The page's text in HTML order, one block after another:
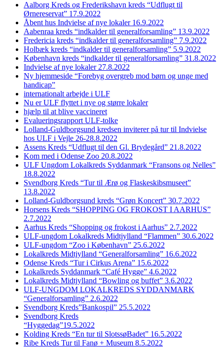
Aalborg Kreds og Frederikshavn kreds “Udflugt til
Ørnereservat” 17.9.2022
Åbent hus Indvielse af nye lokaler 16.9.2022
Aabenraa kreds “indkalder til generalforsamling” 13.9.2022
Fredericia kreds “indkalder til generalforsamling” 7.9.2022
Holbæk kreds “indkalder til generalforsamling” 5.9.2022
København kreds “indkalder til generalforsamling” 31.8.2022
Indvielse af nye lokaler 27.8.2022
Ny hjemmeside “Forebyg overgreb mod børn og unge med
handicap”
internationalt arbejde i ULF
Nu er ULF flyttet i nye og større lokaler
hjælp til at blive vaccineret
Evalueringsrapport ULF-tolke
Lolland-Guldborgsund kredsen inviterer på tur til Indvielse
hos ULF i Vejle 26-28.8.2022
Assens Kreds “Udflugt til den Gl. Brydegård” 21.8.2022
Kom med i Odense Zoo 20.8.2022
ULF Ungdom Lokalkreds Syddanmark “Fransons og Nelles”
18.8.2022
Svendborg Kreds “Tur til Ærø og Flaskeskibsmuseet”
13.8.2022
Lolland-Guldborgsund kreds “Grøn Koncert” 30.7.2022
Horsens Kreds “SHOPPING OG FROKOST I AARHUS”
2.7.2022
Aarhus Kreds “Shopping og frokost i Aarhus” 2.7.2022
ULF-ungdom Lokalkreds Midtjylland “Flammen” 30.6.2022
ULF-ungdom “Zoo i København” 25.6.2022
Lokalkreds Midtjylland “Generalforsamling” 16.6.2022
Odense Kreds “Tur i Cirkus Arena” 15.6.2022
Lokalkreds Syddanmark “Café Hygge” 4.6.2022
Lokalkreds Midtjylland “Bowling og buffet” 3.6.2022
ULF-UNGDOM LOKALKREDS SYDDANMARK
“Generalforsamling” 2.6.2022
Svendborg Kreds”Bankospil” 25.5.2022
Svendborg Kreds
“Hyggedag”19.5.2022
Kolding Kreds “En tur til SlotssøBadet” 16.5.2022
Ribe Kreds Tur til Fanø + Museum 8.5.2022